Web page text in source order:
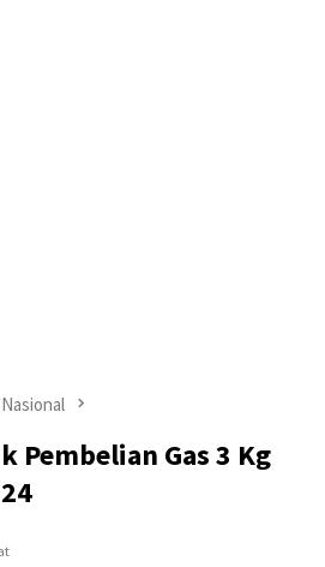
Nasional
Pembelian Gas 3 Kg